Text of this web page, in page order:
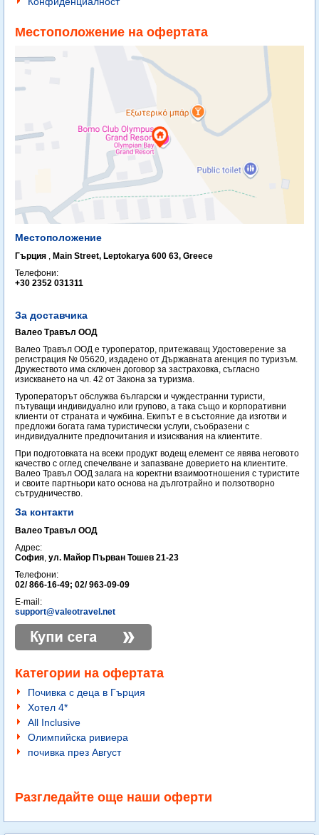
Местоположение на офертата
Местоположение
Гърция , Main Street, Leptokarya 600 63, Greece
Телефони:
+30 2352 031311
За доставчика
Валео Травъл ООД
Валео Травъл ООД е туроператор, притежаващ Удостоверение за
регистрация № 05620, издадено от Държавната агенция по туризъм.
Дружеството има сключен договор за застраховка, съгласно
изискването на чл. 42 от Закона за туризма.
Туроператорът обслужва български и чуждестранни туристи,
пътуващи индивидуално или групово, а така също и корпоративни
клиенти от страната и чужбина. Екипът е в състояние да изготви и
предложи богата гама туристически услуги, съобразени с
индивидуалните предпочитания и изисквания на клиентите.
При подготовката на всеки продукт водещ елемент се явява неговото
качество с оглед спечелване и запазване доверието на клиентите.
Валео Травъл ООД залага на коректни взаимоотношения с туристите
и своите партньори като основа на дълготрайно и ползотворно
сътрудничество.
За контакти
Валео Травъл ООД
Адрес:
София, ул. Майор Първан Тошев 21-23
Телефони:
02/ 866-16-49; 02/ 963-09-09
E-mail:
support@valeotravel.net
Категории на офертата
Почивка с деца в Гърция
Хотел 4*
All Inclusive
Олимпийска ривиера
почивка през Август
Разгледайте още наши оферти